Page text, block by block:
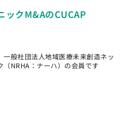
ックM&AのCUCAP
一般社団法人地域医療未来創造ネッ
（NRHA：ナーハ）の会員です